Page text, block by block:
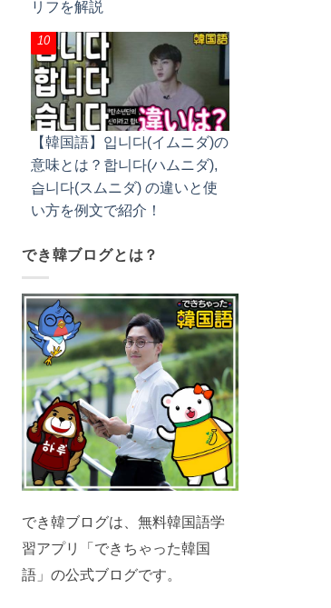
リフを解説
【韓国語】입니다(イムニダ)の
意味とは？합니다(ハムニダ),
습니다(スムニダ) の違いと使
い方を例文で紹介！
でき韓ブログとは？
でき韓ブログは、無料韓国語学
習アプリ「できちゃった韓国
語」の公式ブログです。